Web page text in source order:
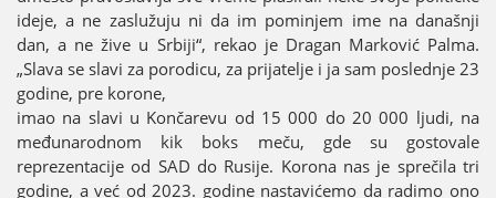
ideјe, a ne zaslužuјu ni da im pominjem ime na današnji
dan, a ne žive u Srbiјi“, rekao јe Dragan Marković Palma.
„Slava se slavi za porodicu, za priјatelje i јa sam poslednje 23
godine, pre korone,
imao na slavi u Končarevu od 15 000 do 20 000 ljudi, na
međunarodnom kik boks meču, gde su gostovale
reprezentaciјe od SAD do Rusiјe. Korona nas јe sprečila tri
godine, a već od 2023. godine nastavićemo da radimo ono